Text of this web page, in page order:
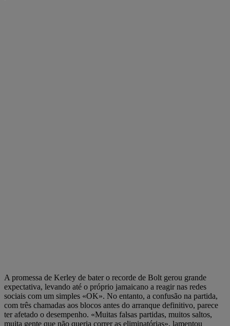
A promessa de Kerley de bater o recorde de Bolt gerou grande
expectativa, levando até o próprio jamaicano a reagir nas redes
sociais com um simples «OK». No entanto, a confusão na partida,
com três chamadas aos blocos antes do arranque definitivo, parece
ter afetado o desempenho. «Muitas falsas partidas, muitos saltos,
muita gente que não queria correr as eliminatórias», lamentou